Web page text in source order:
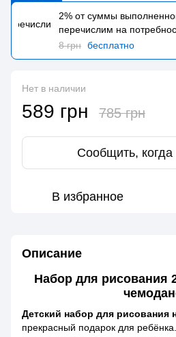
2% от суммы
перечислим на
8 грн бесплатно
Нет в наличии
589 грн 785 грн
Сообщить, когда
В избранное
Описание
Набор для рисования
Детский набор для рисования
прекрасный подарок для